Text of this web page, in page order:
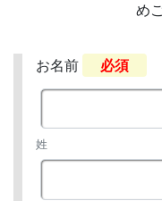
め
お名前 必須
姓